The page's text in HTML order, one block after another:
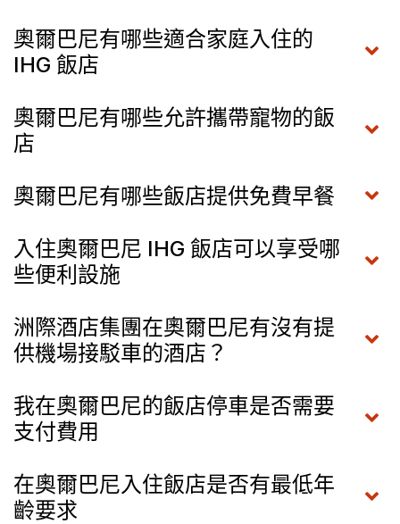
奧爾巴尼有哪些適合家庭入住的
IHG 飯店
奧爾巴尼有哪些允許攜帶寵物的飯
店
奧爾巴尼有哪些飯店提供免費早餐
入住奧爾巴尼 IHG 飯店可以享受哪
些便利設施
洲際酒店集團在奧爾巴尼有沒有提
供機場接駁車的酒店？
我在奧爾巴尼的飯店停車是否需要
支付費用
在奧爾巴尼入住飯店是否有最低年
齡要求